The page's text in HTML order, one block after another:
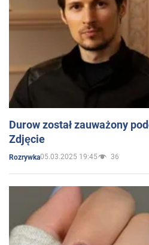
Durow został zauważony
Zdjęcie
Rozrywka05.03.2025 19:45 36